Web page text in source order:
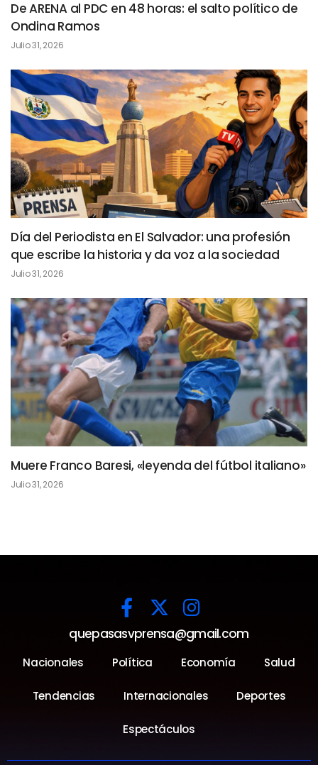
De ARENA al PDC en 48 horas: el salto político de
Ondina Ramos
Julio 31, 2026
Día del Periodista en El Salvador: una profesión
que escribe la historia y da voz a la sociedad
Julio 31, 2026
Muere Franco Baresi, «leyenda del fútbol italiano»
Julio 31, 2026
quepasasvprensa@gmail.com
Nacionales Política Economía Salud
Tendencias Internacionales Deportes
Espectáculos